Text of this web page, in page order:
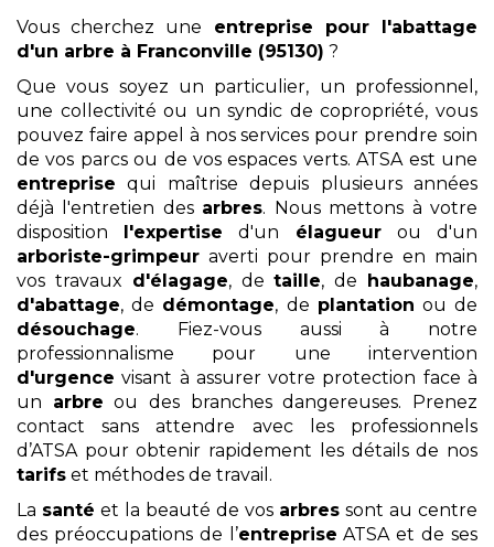
Vous cherchez une entreprise pour l'abattage
d'un arbre à Franconville (95130) ?
Que vous soyez un particulier, un professionnel,
une collectivité ou un syndic de copropriété, vous
pouvez faire appel à nos services pour prendre soin
de vos parcs ou de vos espaces verts. ATSA est une
entreprise qui maîtrise depuis plusieurs années
déjà l'entretien des arbres. Nous mettons à votre
disposition
l'expertise d'un élagueurou d'un
arboriste-grimpeur averti pour prendre en main
vos travaux d'élagage, detaille, de haubanage,
d'abattage, de démontage, de plantation ou de
désouchage. Fiez-vous aussi à notre
professionnalisme pour une intervention
d'urgence visant à assurer votre protection face à
un arbre ou des branches dangereuses. Prenez
contact sans attendre avec les professionnels
d’ATSA pour obtenir rapidement les détails de nos
tarifs et méthodes de travail.
La santé et la beauté de vos arbres sont au centre
des préoccupations de l’entreprise ATSA et de ses